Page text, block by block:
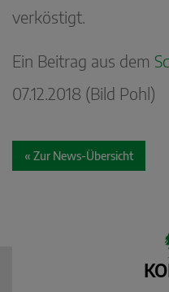
verköstigt.
Ein Beitrag aus dem
07.12.2018 (Bild Pohl)
« Zur News-Übersicht